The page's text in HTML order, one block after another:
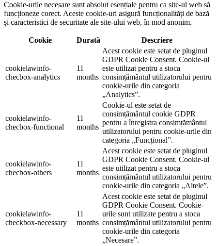
Cookie-urile necesare sunt absolut esențiale pentru ca site-ul web să
funcționeze corect. Aceste cookie-uri asigură funcționalități de bază
și caracteristici de securitate ale site-ului web, în mod anonim.
Cookie Durată Descriere
cookielawinfo-
checbox-analytics
11
months
Acest cookie este setat de pluginul
GDPR Cookie Consent. Cookie-ul
este utilizat pentru a stoca
consimțământul utilizatorului pentru
cookie-urile din categoria
„Analytics”.
cookielawinfo-
checbox-functional
11
months
Cookie-ul este setat de
consimțământul cookie GDPR
pentru a înregistra consimțământul
utilizatorului pentru cookie-urile din
categoria „Funcțional”.
cookielawinfo-
checbox-others
11
months
Acest cookie este setat de pluginul
GDPR Cookie Consent. Cookie-ul
este utilizat pentru a stoca
consimțământul utilizatorului pentru
cookie-urile din categoria „Altele”.
cookielawinfo-
checkbox-necessary
11
months
Acest cookie este setat de pluginul
GDPR Cookie Consent. Cookie-
urile sunt utilizate pentru a stoca
consimțământul utilizatorului pentru
cookie-urile din categoria
„Necesare”.